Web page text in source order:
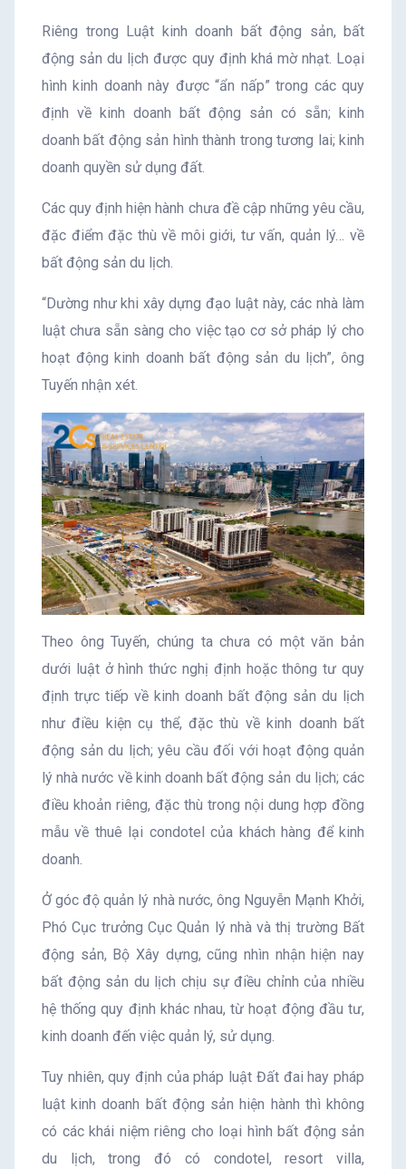
Riêng trong Luật kinh doanh bất động sản, bất
động sản du lịch được quy định khá mờ nhạt. Loại
hình kinh doanh này được “ẩn nấp” trong các quy
định về kinh doanh bất động sản có sẵn; kinh
doanh bất động sản hình thành trong tương lai; kinh
doanh quyền sử dụng đất.
Các quy định hiện hành chưa đề cập những yêu cầu,
đặc điểm đặc thù về môi giới, tư vấn, quản lý… về
bất động sản du lịch.
“Dường như khi xây dựng đạo luật này, các nhà làm
luật chưa sẵn sàng cho việc tạo cơ sở pháp lý cho
hoạt động kinh doanh bất động sản du lịch”, ông
Tuyến nhận xét.
Theo ông Tuyến, chúng ta chưa có một văn bản
dưới luật ở hình thức nghị định hoặc thông tư quy
định trực tiếp về kinh doanh bất động sản du lịch
như điều kiện cụ thể, đặc thù về kinh doanh bất
động sản du lịch; yêu cầu đối với hoạt động quản
lý nhà nước về kinh doanh bất động sản du lịch; các
điều khoản riêng, đặc thù trong nội dung hợp đồng
mẫu về thuê lại condotel của khách hàng để kinh
doanh.
Ở góc độ quản lý nhà nước, ông Nguyễn Mạnh Khởi,
Phó Cục trưởng Cục Quản lý nhà và thị trường Bất
động sản, Bộ Xây dựng, cũng nhìn nhận hiện nay
bất động sản du lịch chịu sự điều chỉnh của nhiều
hệ thống quy định khác nhau, từ hoạt động đầu tư,
kinh doanh đến việc quản lý, sử dụng.
Tuy nhiên, quy định của pháp luật Đất đai hay pháp
luật kinh doanh bất động sản hiện hành thì không
có các khái niệm riêng cho loại hình bất động sản
du lịch, trong đó có condotel, resort villa,